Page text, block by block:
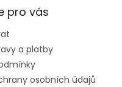
pro vás
a platby
osobních údajů